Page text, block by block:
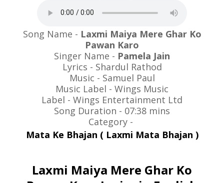
Song Name - Laxmi Maiya Mere Ghar Ko
Pawan Karo
Singer Name - Pamela Jain
Lyrics - Shardul Rathod
Music - Samuel Paul
Music Label - Wings Music
Label - Wings Entertainment Ltd
Song Duration - 07:38 mins
Category -
Mata Ke Bhajan ( Laxmi Mata Bhajan )
Laxmi Maiya Mere Ghar Ko